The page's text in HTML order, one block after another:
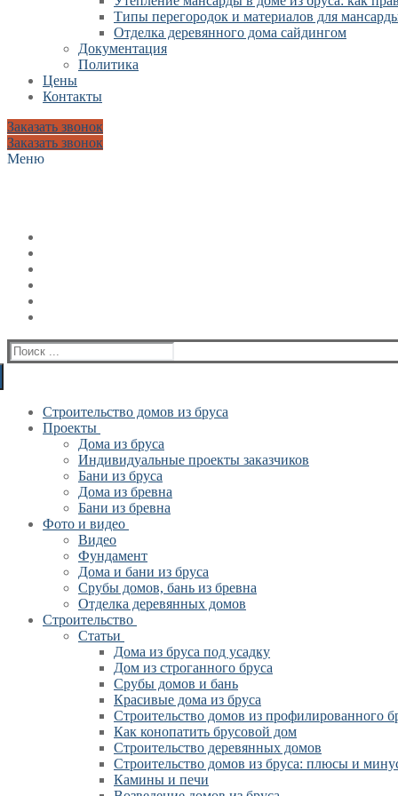
Типы перегородок и материалов для
Отделка деревянного дома сайдингом
Документация
Политика
Цены
Контакты
Заказать звонок
Заказать звонок
Меню
Искать:
Строительство домов из бруса
Проекты
Дома из бруса
Индивидуальные проекты заказчиков
Бани из бруса
Дома из бревна
Бани из бревна
Фото и видео
Видео
Фундамент
Дома и бани из бруса
Срубы домов, бань из бревна
Отделка деревянных домов
Строительство
Статьи
Дома из бруса под усадку
Дом из строганного бруса
Срубы домов и бань
Красивые дома из бруса
Строительство домов из профилированного
Как конопатить брусовой дом
Строительство деревянных домов
Строительство домов из бруса: плюсы и
Камины и печи